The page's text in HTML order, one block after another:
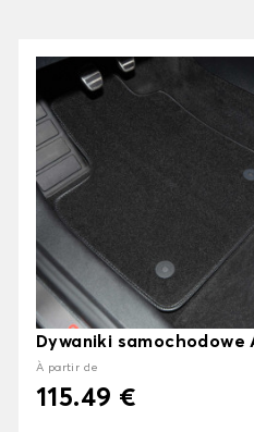
Dywaniki samochodowe
À partir de
115.49 €